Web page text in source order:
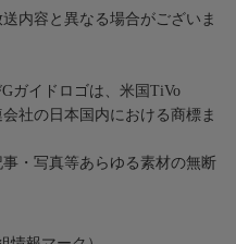
内容と異なる場合がございま
ガイドロゴは、米国TiVo
社の日本国内における商標ま
・写真等あらゆる素材の無断